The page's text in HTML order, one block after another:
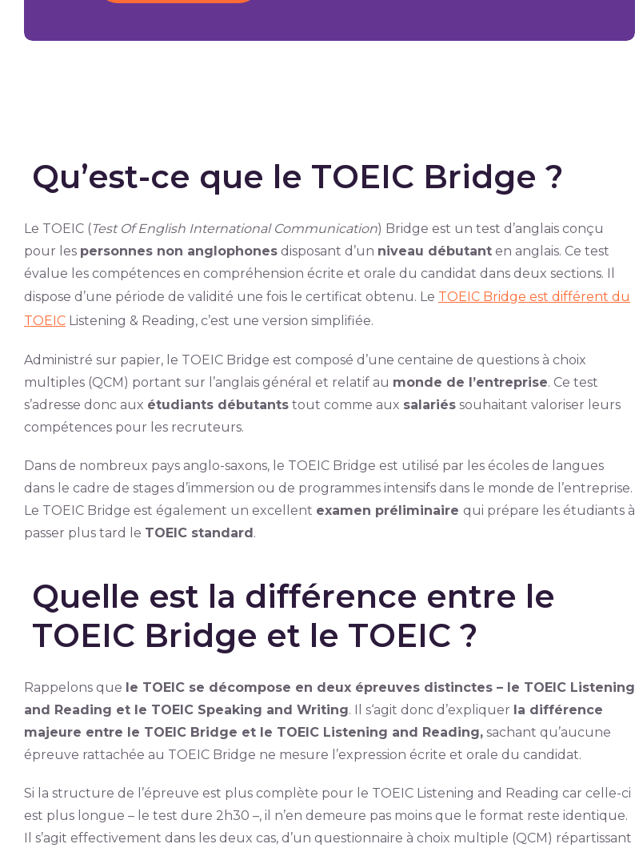
Qu’est-ce que le TOEIC Bridge ?
Le TOEIC (Test Of English International Communication) Bridge est un test d’anglais conçu
pour les personnes non anglophonesdisposant d’un niveau débutanten anglais. Ce test
évalue les compétences en compréhension écrite et orale du candidat dans deux sections. Il
dispose d’une période de validité une fois le certificat obtenu. Le TOEIC Bridge est différent du
TOEICListening & Reading, c’est une version simplifiée.
Administré sur papier, le TOEIC Bridge est composé d’une centaine de questions à choix
multiples (QCM) portant sur l’anglais général et relatif au monde de l’entreprise. Ce test
s’adresse donc aux étudiants débutantstout comme aux salariéssouhaitant valoriser leurs
compétences pour les recruteurs.
Dans de nombreux pays anglo-saxons, le TOEIC Bridge est utilisé par les écoles de langues
dans le cadre de stages d’immersion ou de programmes intensifs dans le monde de l’entreprise.
Le TOEIC Bridge est également un excellent examen préliminaire qui prépare les étudiants à
passer plus tard le TOEIC standard.
Quelle est la différence entre le
TOEIC Bridge et le TOEIC ?
Rappelons que le TOEIC se décompose en deux épreuves distinctes –le TOEIC Listening
and Reading et le TOEIC Speaking and Writing. Il s‘agit donc d’expliquer la différence
majeure entre le TOEIC Bridge et le TOEIC Listening and Reading,sachant qu’aucune
épreuve rattachée au TOEIC Bridge ne mesure l’expression écrite et orale du candidat.
Si la structure de l’épreuve est plus complète pour le TOEIC Listening and Reading car celle-ci
est plus longue – le test dure 2h30 –, il n’en demeure pas moins que le format reste identique.
Il s’agit effectivement dans les deux cas, d’un questionnaire à choix multiple (QCM) répartissant